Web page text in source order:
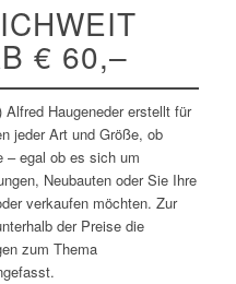
€ 60,–
Haugeneder erstellt für
jeder Art und Größe, ob
– egal ob es sich um
Neubauten oder Sie Ihre
verkaufen möchten. Zur
der Preise die
zum Thema